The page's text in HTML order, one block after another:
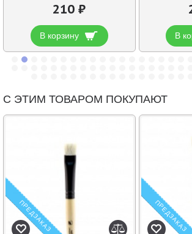
210 ₽
В корзину В
С ЭТИМ ТОВАРОМ ПОКУПАЮТ
ПРЕДЗАКАЗ ПРЕДЗАКАЗ